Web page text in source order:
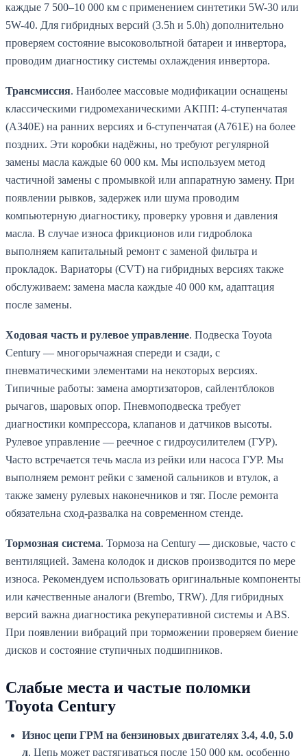
каждые 7 500–10 000 км с применением синтетики 5W-30 или
5W-40. Для гибридных версий (3.5h и 5.0h) дополнительно
проверяем состояние высоковольтной батареи и инвертора,
проводим диагностику системы охлаждения инвертора.
Трансмиссия. Наиболее массовые модификации оснащены
классическими гидромеханическими АКПП: 4-ступенчатая
(A340E) на ранних версиях и 6-ступенчатая (A761E) на более
поздних. Эти коробки надёжны, но требуют регулярной
замены масла каждые 60 000 км. Мы используем метод
частичной замены с промывкой или аппаратную замену. При
появлении рывков, задержек или шума проводим
компьютерную диагностику, проверку уровня и давления
масла. В случае износа фрикционов или гидроблока
выполняем капитальный ремонт с заменой фильтра и
прокладок. Вариаторы (CVT) на гибридных версиях также
обслуживаем: замена масла каждые 40 000 км, адаптация
после замены.
Ходовая часть и рулевое управление. Подвеска Toyota
Century — многорычажная спереди и сзади, с
пневматическими элементами на некоторых версиях.
Типичные работы: замена амортизаторов, сайлентблоков
рычагов, шаровых опор. Пневмоподвеска требует
диагностики компрессора, клапанов и датчиков высоты.
Рулевое управление — реечное с гидроусилителем (ГУР).
Часто встречается течь масла из рейки или насоса ГУР. Мы
выполняем ремонт рейки с заменой сальников и втулок, а
также замену рулевых наконечников и тяг. После ремонта
обязательна сход-развалка на современном стенде.
Тормозная система. Тормоза на Century — дисковые, часто с
вентиляцией. Замена колодок и дисков производится по мере
износа. Рекомендуем использовать оригинальные компоненты
или качественные аналоги (Brembo, TRW). Для гибридных
версий важна диагностика рекуперативной системы и ABS.
При появлении вибраций при торможении проверяем биение
дисков и состояние ступичных подшипников.
Слабые места и частые поломки
Toyota Century
Износ цепи ГРМ на бензиновых двигателях 3.4, 4.0, 5.0
л. Цепь может растягиваться после 150 000 км, особенно